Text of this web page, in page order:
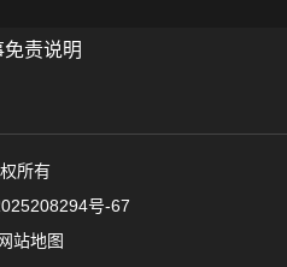
免责说明
所有
号-67
网站地图